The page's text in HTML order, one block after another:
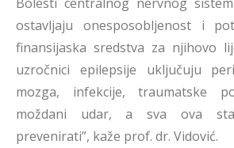
ostavljaju onesposobljenost i
finansijaska sredstva za njihovo
uzročnici epilepsije uključuju
mozga, infekcije, traumatske
moždani udar, a sva ova
prevenirati”, kaže prof. dr. Vidović.